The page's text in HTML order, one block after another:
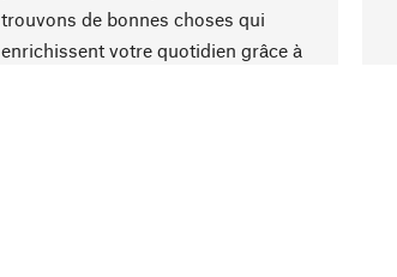
trouvons de bonnes choses qui
enrichissent votre quotidien grâce à